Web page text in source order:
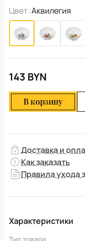
Цвет :Аквилегия
143 BYN
В корзину
Доставка и
Как заказать
Правила ухода
Характеристики